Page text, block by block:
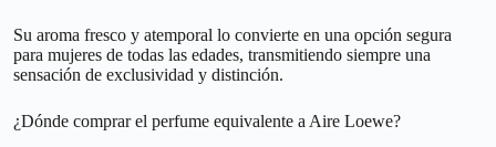
Su aroma fresco y atemporal lo convierte en una opción segura
para mujeres de todas las edades, transmitiendo siempre una
sensación de exclusividad y distinción.
¿Dónde comprar el perfume equivalente a Aire Loewe?